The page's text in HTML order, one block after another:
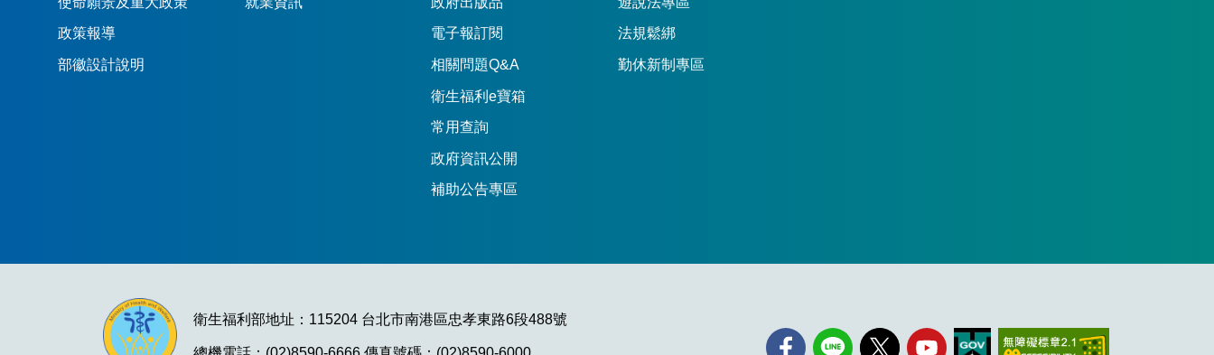
政策報導
部徽設計說明
電子報訂閱
相關問題Q&A
衛生福利e寶箱
常用查詢
政府資訊公開
補助公告專區
法規鬆綁
勤休新制專區
衛生福利部地址：115204 台北市南港區忠孝東路6段488號